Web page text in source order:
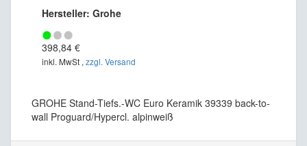
Hersteller: Grohe
398,84 €
inkl. MwSt , zzgl. Versand
GROHE Stand-Tiefs.-WC Euro Keramik 39339 back-to-
wall Proguard/Hypercl. alpinweiß